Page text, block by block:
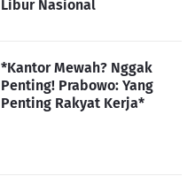
Libur Nasional
*Kantor Mewah? Nggak
Penting! Prabowo: Yang
Penting Rakyat Kerja*